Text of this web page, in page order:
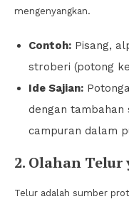
mengenyangkan.
Contoh: Pisang,
stroberi (potong
Ide Sajian:
dengan tambahan
campuran dalam
2. Olahan
Telur adalah sumber